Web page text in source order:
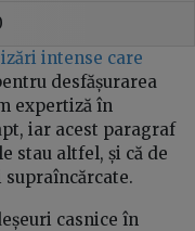
intense care
desfășurarea
expertiză în
iar acest paragraf
stau altfel, și că de
casnice în